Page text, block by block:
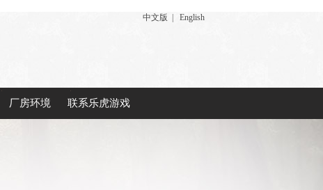
中文版
English
厂房环境 联系乐虎游戏